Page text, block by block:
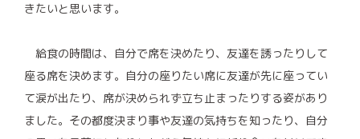
きたいと思います。
給食の時間は、自分で席を決めたり、友達を誘ったりして
座る席を決めます。自分の座りたい席に友達が先に座ってい
て涙が出たり、席が決められず立ち止まったりする姿があり
ました。その都度決まり事や友達の気持ちを知ったり、自分